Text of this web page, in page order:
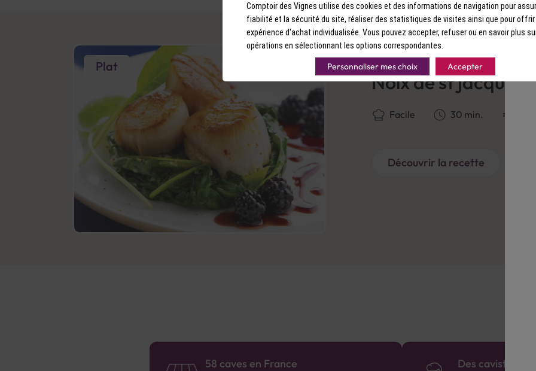
Plat RECETTE
Noix de st jacques
Facile 30 min.
Découvrir la recette
58 caves en France Des cavistes à
Comptoir des Vignes utilise des cookies et des informations de navigation pour
fiabilité et la sécurité du site, réaliser des statistiques de visites ainsi que pour offrir
expérience d'achat individualisée. Vous pouvez accepter, refuser ou en savoir plus
opérations en sélectionnant les options correspondantes.
Personnaliser mes choix Accepter